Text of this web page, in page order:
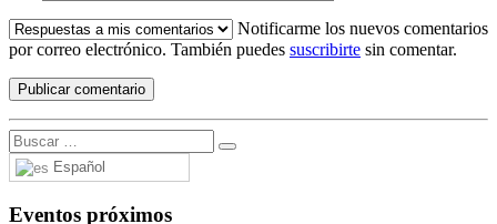
Notificarme los nuevos comentarios
por correo electrónico. También puedes suscribirte sin comentar.
Español
Eventos próximos